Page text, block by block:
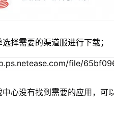
择需要的渠道服进行下载；
中心没有找到需要的应用，